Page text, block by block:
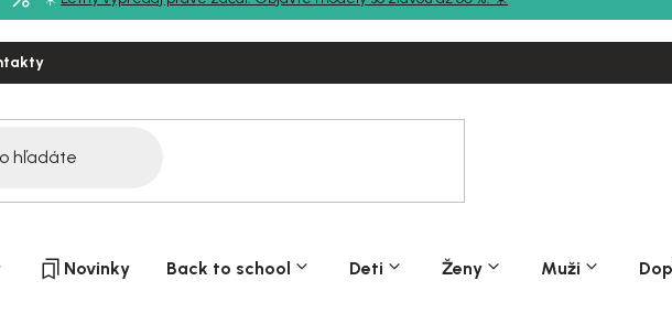
Novinky Back to school Deti Ženy Muži